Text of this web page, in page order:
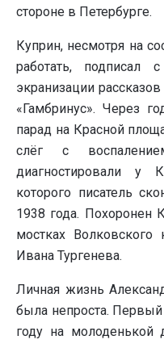
стороне в Петербурге.
Куприн, несмотря на
работать,
экранизации
«Гамбринус». Через
парад на Красной
слёг с
диагностировали у
которого писатель
1938 года. Похоронен
мостках
Ивана Тургенева.
Личная жизнь
была непроста.
году на